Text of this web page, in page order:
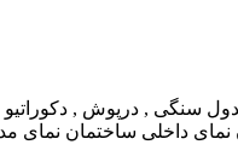
, درپوش ,
داخلی ساختمان نمای